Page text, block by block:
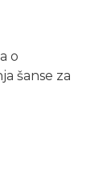
o
šanse za